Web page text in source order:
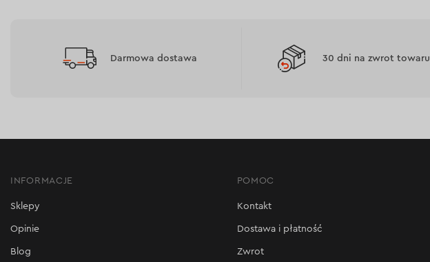
Darmowa dostawa 30 dni na zwrot towaru
INFORMACJE
Sklepy
Opinie
Blog
POMOC
Kontakt
Dostawa i płatność
Zwrot